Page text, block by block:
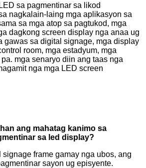
sa pagmentinar sa likod
nagkalain-laing mga aplikasyon sa
sa mga atop sa pagtukod, mga
dagkong screen display nga anaa ug
gawas sa digital signage, mga display
room, mga estadyum, mga
mga senaryo diin ang taas nga
nga mga LED screen
ang mahatag kanimo sa
sa led display?
frame gamay nga ubos, ang
sayon ​​ug episyente.